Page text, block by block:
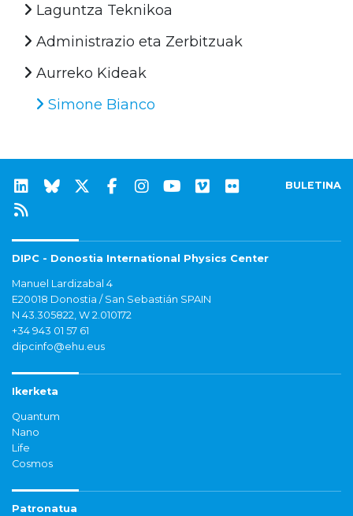
Laguntza Teknikoa
Administrazio eta Zerbitzuak
Aurreko Kideak
Simone Bianco
BULETINA
DIPC - Donostia International Physics Center
Manuel Lardizabal 4
E20018 Donostia / San Sebastián SPAIN
N 43.305822, W 2.010172
+34 943 01 57 61
dipcinfo@ehu.eus
Ikerketa
Quantum
Nano
Life
Cosmos
Patronatua